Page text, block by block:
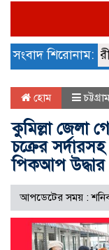
সংবাদ শিরোনাম:
কুমিল্লা নগরীর
হোম চট্টগ্রাম
কুমিল্লা জেলা
চক্রের
পিকআপ উদ্ধার
আপডেটের সময় :